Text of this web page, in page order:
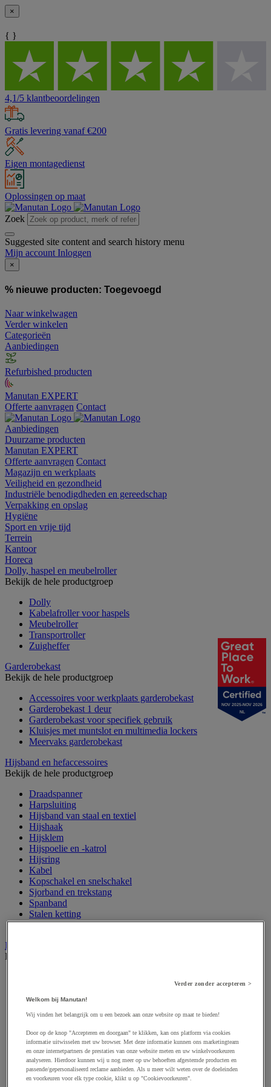
×
{ }
4,1/5 klantbeoordelingen
Gratis levering vanaf €200
Eigen montagedienst
Oplossingen op maat
Zoek
Suggested site content and search history menu
Mijn account Inloggen
×
% nieuwe producten: Toegevoegd
Naar winkelwagen
Verder winkelen
Categorieën
Aanbiedingen
Refurbished producten
Manutan EXPERT
Offerte aanvragen Contact
Aanbiedingen
Duurzame producten
Manutan EXPERT
Offerte aanvragen Contact
Magazijn en werkplaats
Veiligheid en gezondheid
Industriële benodigdheden en gereedschap
Verpakking en opslag
Hygiëne
Sport en vrije tijd
Terrein
Kantoor
Horeca
Dolly, haspel en meubelroller
Bekijk de hele productgroep
Dolly
Kabelafroller voor haspels
Meubelroller
Transportroller
Zuigheffer
Garderobekast
Bekijk de hele productgroep
Accessoires voor werkplaats garderobekast
Garderobekast 1 deur
Garderobekast voor specifiek gebruik
Kluisjes met muntslot en multimedia lockers
Meervaks garderobekast
Hijsband en hefaccessoires
Bekijk de hele productgroep
Draadspanner
Harpsluiting
Hijsband van staal en textiel
Hijshaak
Hijsklem
Hijspoelie en -katrol
Hijsring
Kabel
Kopschakel en snelschakel
Sjorband en trekstang
Spanband
Stalen ketting
Touw en draad
Industriële en magazijnstellingen
Bekijk de hele productgroep
Entresol voor magazijn
Middelzware stelling
Palletstelling
Rek voor haspels en spoelen
Stelling voor detail- en groothandel
Stellingen voor de automobielindustrie
Voedingstelling
NOV 2025-NOV 2026
NL
Verder zonder accepteren >
Welkom bij Manutan!
Wij vinden het belangrijk om u een bezoek aan onze website op maat te bieden!
Door op de knop "Accepteren en doorgaan" te klikken, kan ons platform via cookies
informatie uitwisselen met uw browser. Met deze informatie kunnen ons marketingteam
en onze internetpartners de prestaties van onze website meten en uw winkelvoorkeuren
analyseren. Hierdoor kunnen wij u nog meer op uw behoeften afgestemde producten en
passende/gepersonaliseerd reclame aanbieden. Als u meer wilt weten over de doeleinden
en voorkeuren voor elk type cookie, klikt u op "Cookievoorkeuren".